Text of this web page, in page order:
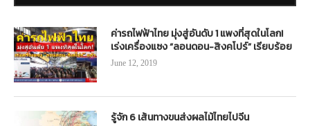
ค่ารถไฟฟ้าไทย มุ่งสู่อันดับ 1 แพงที่สุดในโลก!
เร่งเครื่องแซง “ลอนดอน-สิงคโปร์” เรียบร้อย
June 12, 2019
รู้จัก 6 เส้นทางขนส่งผลไม้ไทยไปจีน